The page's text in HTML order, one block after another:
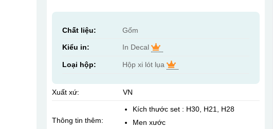
Chất liệu: Gốm
Kiểu in: In Decal
Loại hộp: Hộp xi lót lụa
Xuất xứ: VN
Thông tin thêm:
Kích thước set : H30, H21, H28
Men xước